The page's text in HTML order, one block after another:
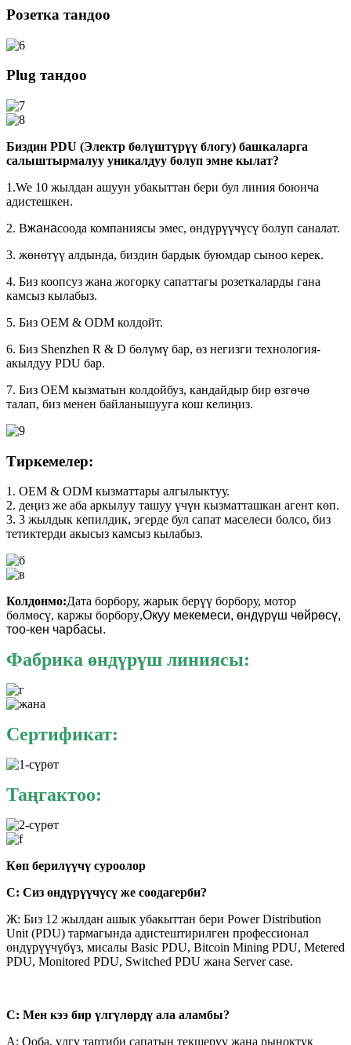
Розетка тандоо
Plug тандоо
Биздин PDU (Электр бөлүштүрүү блогу) башкаларга
салыштырмалуу уникалдуу болуп эмне кылат?
1.We 10 жылдан ашуун убакыттан бери бул линия боюнча
адистешкен.
2. Вжанасоода компаниясы эмес, өндүрүүчүсү болуп саналат.
3. жөнөтүү алдында, биздин бардык буюмдар сыноо керек.
4. Биз коопсуз жана жогорку сапаттагы розеткаларды гана
камсыз кылабыз.
5. Биз OEM & ODM колдойт.
6. Биз Shenzhen R & D бөлүмү бар, өз негизги технология-
акылдуу PDU бар.
7. Биз OEM кызматын колдойбуз, кандайдыр бир өзгөчө
талап, биз менен байланышууга кош келиңиз.
Тиркемелер:
1. OEM & ODM кызматтары алгылыктуу.
2. деңиз же аба аркылуу ташуу үчүн кызматташкан агент көп.
3. 3 жылдык кепилдик, эгерде бул сапат маселеси болсо, биз
тетиктерди акысыз камсыз кылабыз.
Колдонмо:Дата борбору, жарык берүү борбору, мотор
бөлмөсү, каржы борбору,Окуу мекемеси, өндүрүш чөйрөсү,
тоо-кен чарбасы.
Фабрика өндүрүш линиясы:
Сертификат:
Таңгактоо:
Көп берилүүчү суроолор
С: Сиз өндүрүүчүсү же соодагерби?
Ж: Биз 12 жылдан ашык убакыттан бери Power Distribution
Unit (PDU) тармагында адистештирилген профессионал
өндүрүүчүбүз, мисалы Basic PDU, Bitcoin Mining PDU, Metered
PDU, Monitored PDU, Switched PDU жана Server case.
С: Мен кээ бир үлгүлөрдү ала аламбы?
A: Ооба, үлгү тартиби сапатын текшерүү жана рыноктук